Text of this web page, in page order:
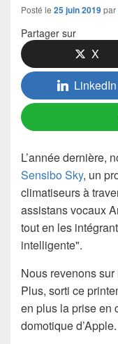
Posté le 25 juin 2019par
Partager sur
X
LinkedIn
L’année dernière,
Sensibo Sky, un
climatiseurs à
assistans vocaux
tout en les
intelligente".
Nous revenons
Plus, sorti ce
en plus la prise en
domotique d’Apple.